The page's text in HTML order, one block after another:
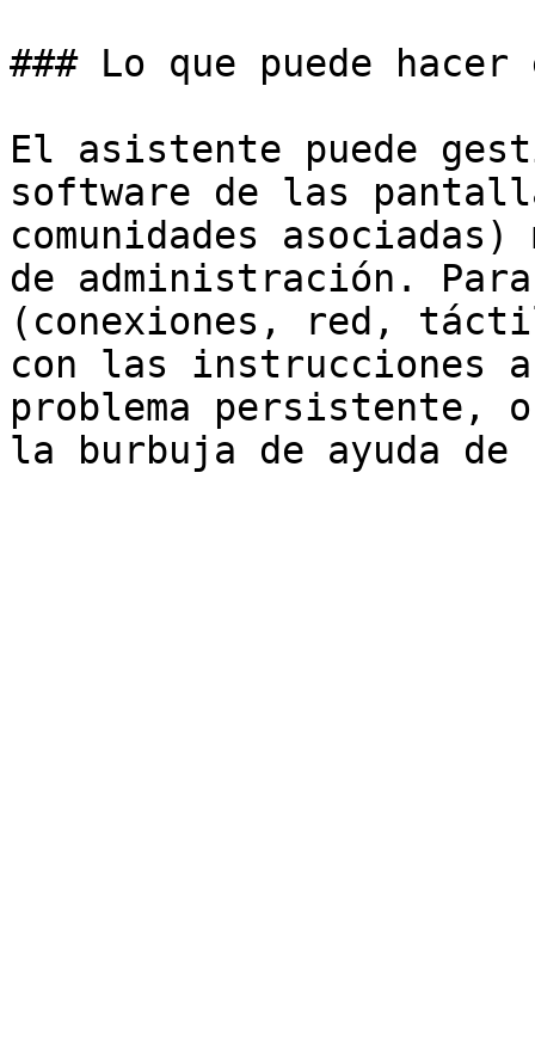
### Lo que puede
El asistente puede
software de las
comunidades
de administración.
(conexiones, red,
con las instrucciones
problema persistente,